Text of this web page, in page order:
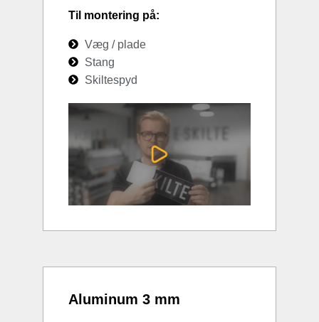
Til montering på:
Væg / plade
Stang
Skiltespyd
Aluminum 3 mm